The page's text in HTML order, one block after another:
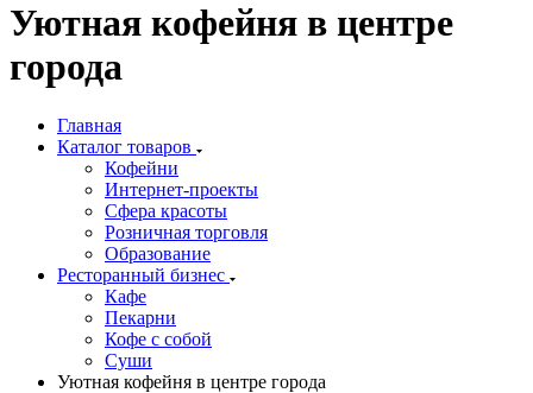
Уютная кофейня в центре
города
Главная
Каталог товаров
Кофейни
Интернет-проекты
Сфера красоты
Розничная торговля
Образование
Ресторанный бизнес
Кафе
Пекарни
Кофе с собой
Суши
Уютная кофейня в центре города